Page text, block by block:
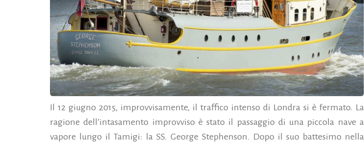
Il 12 giugno 2015, improvvisamente, il traffico intenso di Londra si è fermato. La
ragione dell’intasamento improvviso è stato il passaggio di una piccola nave a
vapore lungo il Tamigi: la SS. George Stephenson. Dopo il suo battesimo nella